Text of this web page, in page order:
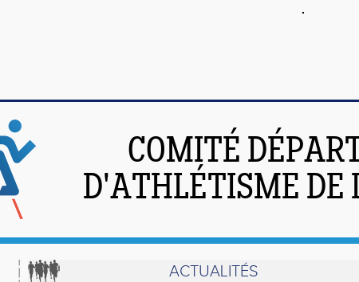
COMITÉ
D'ATHLÉTISME DE
ACTUALITÉS